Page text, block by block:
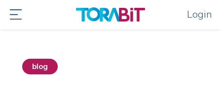
Login
blog